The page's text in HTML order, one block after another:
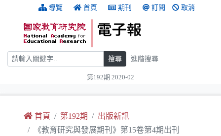
跳到主要內容 導覽 首頁 期刊 訂閱 取消
搜尋 搜尋 進階搜尋
第192期 2020-02
首頁 第192期
出版新訊
《教育研究與發展期刊》第15卷第4期出刊